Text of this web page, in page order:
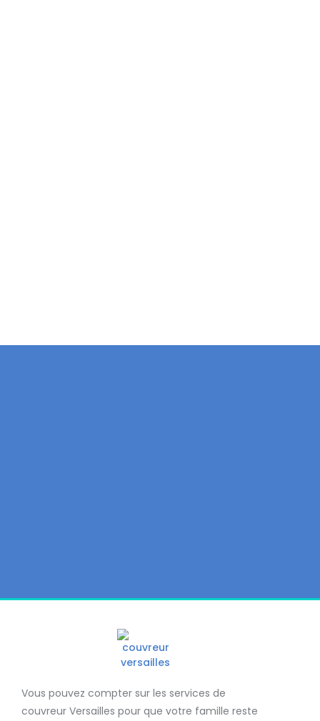
Vous pouvez compter sur les services de
couvreur Versailles pour que votre famille reste